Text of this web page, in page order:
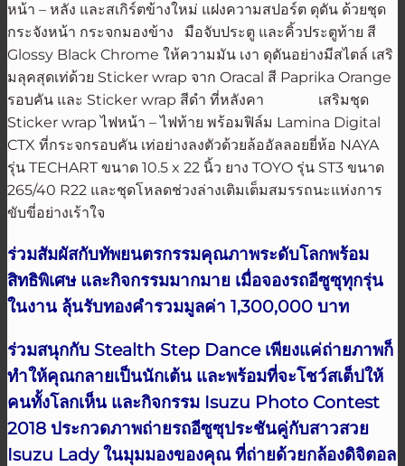
หน้า – หลัง และสเกิร์ตข้างใหม่ แฝงความสปอร์ต ดุดัน ด้วยชุด
กระจังหน้า กระจกมองข้าง มือจับประตู และคิ้วประตูท้าย สี
Glossy Black Chrome ให้ความมัน เงา ดุดันอย่างมีสไตล์ เสริ
มลุคสุดเท่ด้วย Sticker wrap จาก Oracal สี Paprika Orange
รอบคัน และ Sticker wrap สีดำ ที่หลังคา เสริมชุด
Sticker wrap ไฟหน้า – ไฟท้าย พร้อมฟิล์ม Lamina Digital
CTX ที่กระจกรอบคัน เท่อย่างลงตัวด้วยล้ออัลลอยยี่ห้อ NAYA
รุ่น TECHART ขนาด 10.5 x 22 นิ้ว ยาง TOYO รุ่น ST3 ขนาด
265/40 R22 และชุดโหลดช่วงล่างเติมเต็มสมรรถนะแห่งการ
ขับขี่อย่างเร้าใจ
ร่วมสัมผัสกับทัพยนตรกรรมคุณภาพระดับโลกพร้อม
สิทธิพิเศษ และกิจกรรมมากมาย เมื่อจองรถอีซูซุทุกรุ่น
ในงาน ลุ้นรับทองคำรวมมูลค่า 1,300,000 บาท
ร่วมสนุกกับ Stealth Step Dance เพียงแค่ถ่ายภาพก็
ทำให้คุณกลายเป็นนักเต้น และพร้อมที่จะโชว์สเต็ปให้
คนทั้งโลกเห็น และกิจกรรม Isuzu Photo Contest
2018 ประกวดภาพถ่ายรถอีซูซุประชันคู่กับสาวสวย
Isuzu Lady ในมุมมองของคุณ ที่ถ่ายด้วยกล้องดิจิตอล